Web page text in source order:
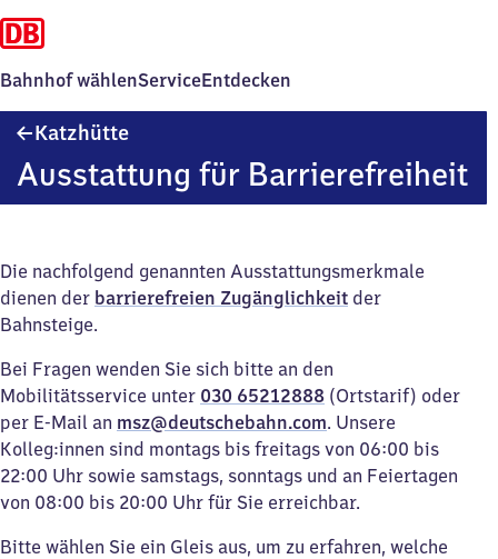
Bahnhof wählenServiceEntdecken
Katzhütte
Ausstattung für Barrierefreiheit
Die nachfolgend genannten Ausstattungsmerkmale
dienen der barrierefreien Zugänglichkeit der
Bahnsteige.
Bei Fragen wenden Sie sich bitte an den
Mobilitätsservice unter 030 65212888 (Ortstarif) oder
per E-Mail an msz@deutschebahn.com. Unsere
Kolleg:innen sind montags bis freitags von 06:00 bis
22:00 Uhr sowie samstags, sonntags und an Feiertagen
von 08:00 bis 20:00 Uhr für Sie erreichbar.
Bitte wählen Sie ein Gleis aus, um zu erfahren, welche